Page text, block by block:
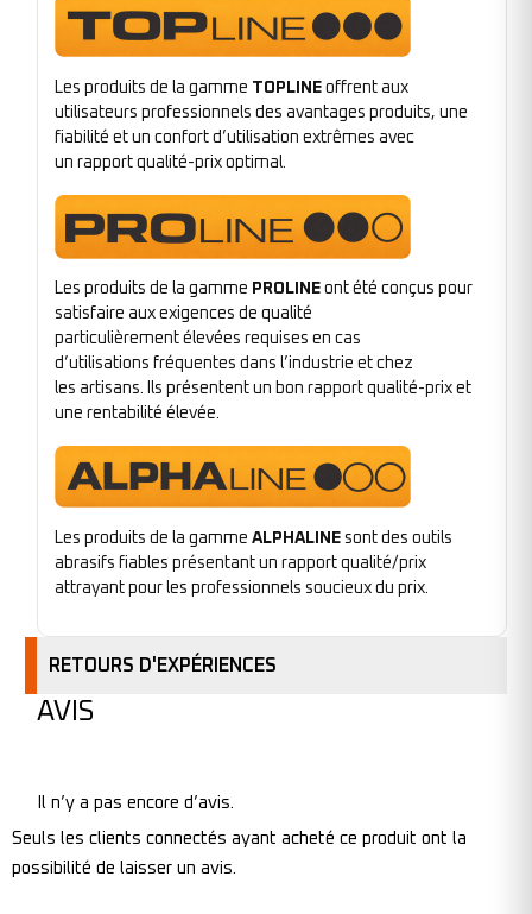
Les produits de la gamme TOPLINE offrent aux
utilisateurs professionnels des avantages produits, une
fiabilité et un confort d’utilisation extrêmes avec
un rapport qualité-prix optimal.
Les produits de la gamme PROLINE ont été conçus pour
satisfaire aux exigences de qualité
particulièrement élevées requises en cas
d’utilisations fréquentes dans l’industrie et chez
les artisans. Ils présentent un bon rapport qualité-prix et
une rentabilité élevée.
Les produits de la gamme ALPHALINE sont des outils
abrasifs fiables présentant un rapport qualité/prix
attrayant pour les professionnels soucieux du prix.
RETOURS D'EXPÉRIENCES
AVIS
Il n’y a pas encore d’avis.
Seuls les clients connectés ayant acheté ce produit ont la
possibilité de laisser un avis.